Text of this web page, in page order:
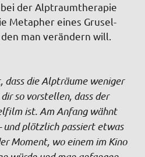
der Alptraumtherapie
Metapher eines Grusel-
man verändern will.
dass die Alpträume weniger
so vorstellen, dass der
ist. Am Anfang wähnt
und plötzlich passiert etwas
Moment, wo einem im Kino